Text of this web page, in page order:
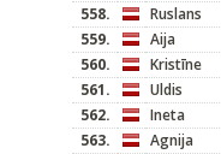
558.
Ruslans
559.
Aija
560.
Kristīne
561.
Uldis
562.
Ineta
563.
Agnija